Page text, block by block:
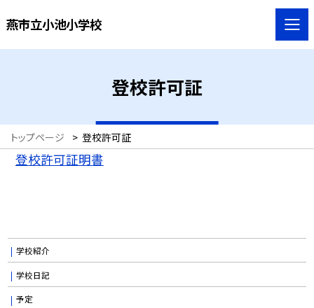
燕市立小池小学校
登校許可証
トップページ > 登校許可証
登校許可証明書
学校紹介
学校日記
予定